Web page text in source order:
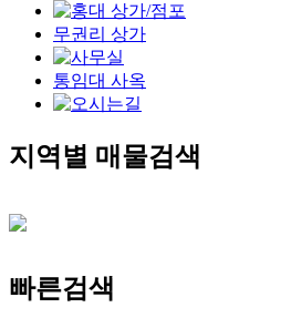
무권리 상가
통임대 사옥
지역별 매물검색
빠른검색